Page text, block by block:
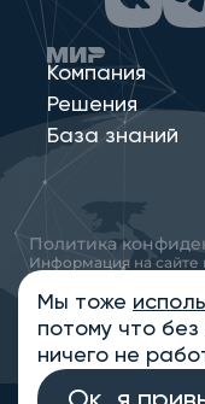
Компания
Решения
База знаний
Политика
Информация на сайте
характер и не
определяемой
Гражданского
© 2013-2026 Новые
Мы тоже
потому что
ничего не